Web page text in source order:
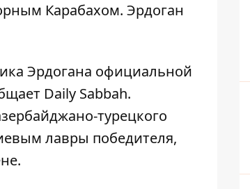
Карабахом. Эрдоган
Эрдогана официальной
Daily Sabbah.
турецкого
лавры победителя,